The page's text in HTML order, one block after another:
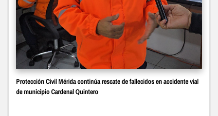
Protección Civil Mérida continúa rescate de fallecidos en accidente vial
de municipio Cardenal Quintero